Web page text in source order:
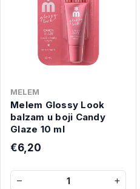
MELEM
Melem Glossy Look
balzam u boji Candy
Glaze 10 ml
€6,20
− +